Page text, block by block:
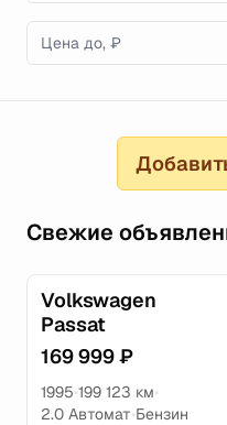
Свежие
Volkswagen
Passat
169 999 ₽
1995•199 123 км•
2.0 Автомат•Бензин